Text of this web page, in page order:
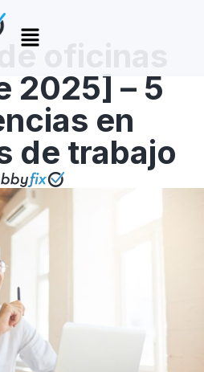
oficinas
2025] – 5
en
de trabajo